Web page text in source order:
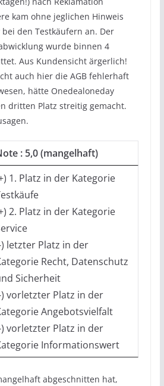
kam ohne jeglichen Hinweis
den Testkäufern an. Der
wurde binnen 4
Aus Kundensicht ärgerlich!
auch hier die AGB fehlerhaft
hätte Onedealoneday
dritten Platz streitig gemacht.
: 5,0 (mangelhaft)
1. Platz in der Kategorie
2. Platz in der Kategorie
letzter Platz in der
Recht, Datenschutz
Sicherheit
vorletzter Platz in der
Angebotsvielfalt
vorletzter Platz in der
Informationswert
abgeschnitten hat,